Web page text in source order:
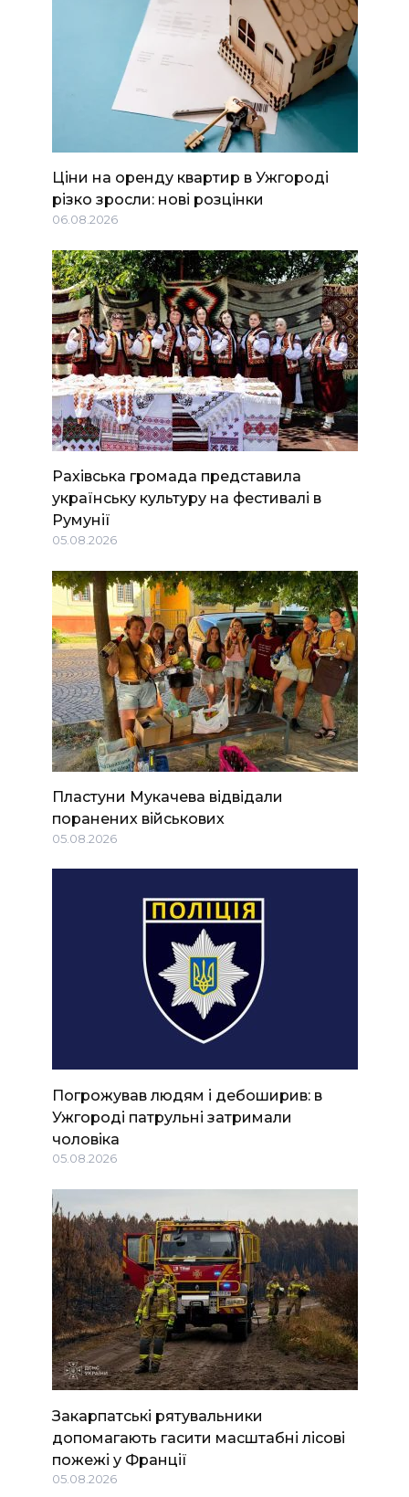
Ціни на оренду квартир в Ужгороді
різко зросли: нові розцінки
06.08.2026
Рахівська громада представила
українську культуру на фестивалі в
Румунії
05.08.2026
Пластуни Мукачева відвідали
поранених військових
05.08.2026
Погрожував людям і дебоширив: в
Ужгороді патрульні затримали
чоловіка
05.08.2026
Закарпатські рятувальники
допомагають гасити масштабні лісові
пожежі у Франції
05.08.2026